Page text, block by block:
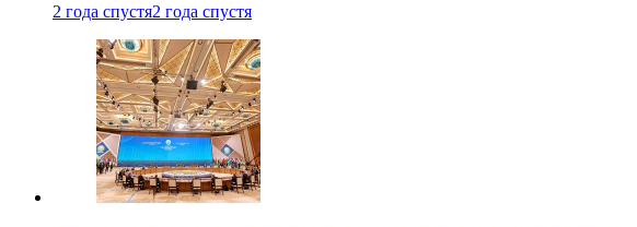
2 года спустя2 года спустя